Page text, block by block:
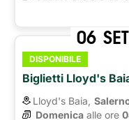
06
DISPONIBILE
Biglietti Lloyd's
Lloyd's Baia,
Domenica alle ore